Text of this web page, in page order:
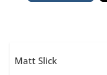
Matt Slick